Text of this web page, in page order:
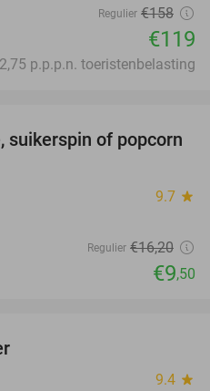
Regulier €158
€119
p.p.p.n. toeristenbelasting
41%
suikerspin of popcorn
9.7 star
Regulier €16,20
€9,50
9.4 star